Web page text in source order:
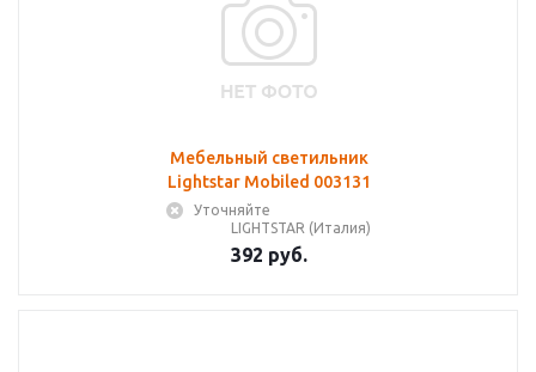
Мебельный светильник
Lightstar Mobiled 003131
Уточняйте
LIGHTSTAR (Италия)
392 руб.